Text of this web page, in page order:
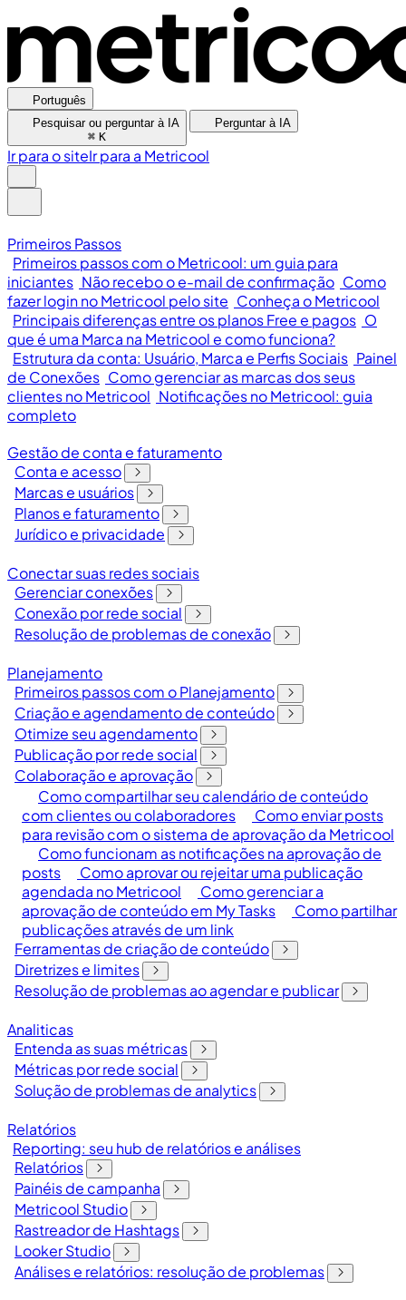
Português
Pesquisar ou perguntar à IA
⌘ K
Perguntar à IA
Ir para o siteIr para a Metricool
Primeiros Passos
Primeiros passos com o Metricool: um guia para
iniciantes Não recebo o e-mail de confirmação Como
fazer login no Metricool pelo site Conheça o Metricool
Principais diferenças entre os planos Free e pagos O
que é uma Marca na Metricool e como funciona?
Estrutura da conta: Usuário, Marca e Perfis Sociais Painel
de Conexões Como gerenciar as marcas dos seus
clientes no Metricool Notificações no Metricool: guia
completo
Gestão de conta e faturamento
Conta e acesso
Marcas e usuários
Planos e faturamento
Jurídico e privacidade
Conectar suas redes sociais
Gerenciar conexões
Conexão por rede social
Resolução de problemas de conexão
Planejamento
Primeiros passos com o Planejamento
Criação e agendamento de conteúdo
Otimize seu agendamento
Publicação por rede social
Colaboração e aprovação
Como compartilhar seu calendário de conteúdo
com clientes ou colaboradores
Como enviar posts
para revisão com o sistema de aprovação da Metricool
Como funcionam as notificações na aprovação de
posts
Como aprovar ou rejeitar uma publicação
agendada no Metricool
Como gerenciar a
aprovação de conteúdo em My Tasks
Como partilhar
publicações através de um link
Ferramentas de criação de conteúdo
Diretrizes e limites
Resolução de problemas ao agendar e publicar
Analiticas
Entenda as suas métricas
Métricas por rede social
Solução de problemas de analytics
Relatórios
Reporting: seu hub de relatórios e análises
Relatórios
Painéis de campanha
Metricool Studio
Rastreador de Hashtags
Looker Studio
Análises e relatórios: resolução de problemas